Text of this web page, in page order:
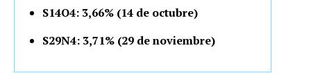
S14O4: 3,66% (14 de octubre)
S29N4: 3,71% (29 de noviembre)